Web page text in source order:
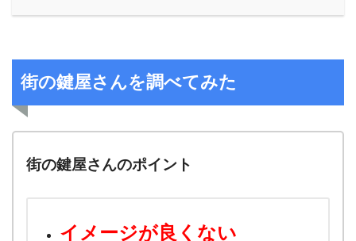
街の鍵屋さんを調べてみた
街の鍵屋さんのポイント
イメージが良くない